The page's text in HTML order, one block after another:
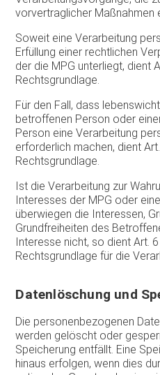
vorvertraglicher Maßnahmen
Soweit eine Verarbeitung
Erfüllung einer rechtlichen
der die MPG unterliegt, dient
Rechtsgrundlage.
Für den Fall, dass
betroffenen Person oder
Person eine Verarbeitung
erforderlich machen, dient
Rechtsgrundlage.
Ist die Verarbeitung zur
Interesses der MPG oder
überwiegen die Interessen,
Grundfreiheiten des
Interesse nicht, so dient Art.
Rechtsgrundlage für die
Datenlöschung und
Die personenbezogenen
werden gelöscht oder
Speicherung entfällt. Eine
hinaus erfolgen, wenn dies